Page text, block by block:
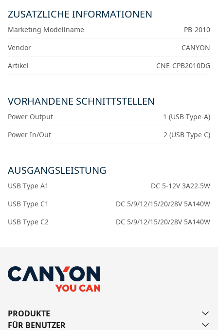
ZUSÄTZLICHE INFORMATIONEN
Marketing Modellname
PB-2010
Vendor
CANYON
Artikel
CNE-CPB2010DG
VORHANDENE SCHNITTSTELLEN
Power Output
1 (USB Type-A)
Power In/Out
2 (USB Type C)
AUSGANGSLEISTUNG
USB Type A1
DC 5-12V 3A22.5W
USB Type C1
DC 5/9/12/15/20/28V 5A140W
USB Type C2
DC 5/9/12/15/20/28V 5A140W
PRODUKTE
FÜR BENUTZER